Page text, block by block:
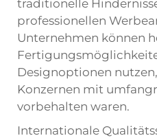
traditionelle
professionellen
Unternehmen können
Designoptionen
Konzernen mit
vorbehalten waren.
Internationale